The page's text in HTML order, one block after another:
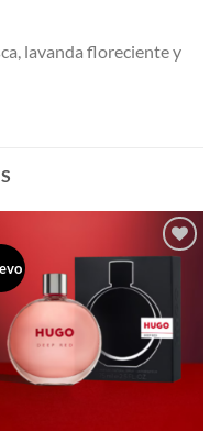
lavanda floreciente y
A LA
LISTA
DE
DESEOS